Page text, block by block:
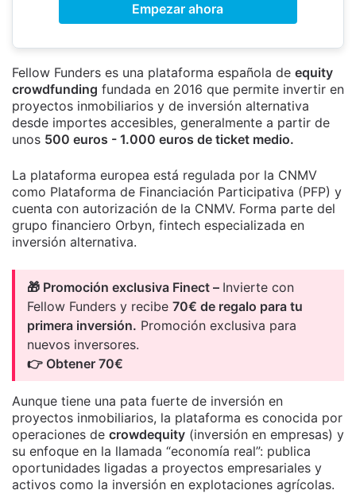
Empezar ahora
Fellow Funders es una plataforma española de equity
crowdfunding fundada en 2016 que permite invertir en
proyectos inmobiliarios y de inversión alternativa
desde importes accesibles, generalmente a partir de
unos 500 euros - 1.000 euros de ticket medio.
La plataforma europea está regulada por la CNMV
como Plataforma de Financiación Participativa (PFP) y
cuenta con autorización de la CNMV. Forma parte del
grupo financiero Orbyn, fintech especializada en
inversión alternativa.
🎁 Promoción exclusiva Finect – Invierte con
Fellow Funders y recibe 70€ de regalo para tu
primera inversión. Promoción exclusiva para
nuevos inversores.
👉 Obtener 70€
Aunque tiene una pata fuerte de inversión en
proyectos inmobiliarios, la plataforma es conocida por
operaciones de crowdequity (inversión en empresas) y
su enfoque en la llamada “economía real”: publica
oportunidades ligadas a proyectos empresariales y
activos como la inversión en explotaciones agrícolas.